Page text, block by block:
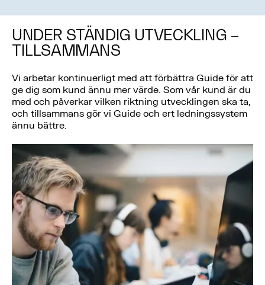
UNDER STÄNDIG UTVECKLING –
TILLSAMMANS
Vi arbetar kontinuerligt med att förbättra Guide för att
ge dig som kund ännu mer värde. Som vår kund är du
med och påverkar vilken riktning utvecklingen ska ta,
och tillsammans gör vi Guide och ert ledningssystem
ännu bättre.